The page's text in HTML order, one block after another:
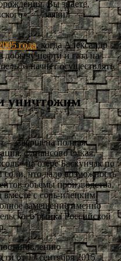
Вы знаете,
— заявил
года, когда Александр
добычу нефти и газа на
начнет осуществлять
уничтожим
– завершена полная
финансово ёмкая,
на озере Баскунчак по
что дало возможность
объёмы производства.
с соль-илецким
замещение именно
рынка Российской
от 17 сентября 2015